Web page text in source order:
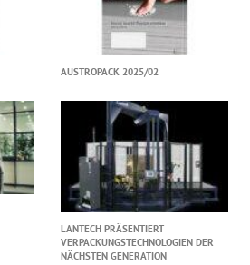
AUSTROPACK 2025/02
LANTECH PRÄSENTIERT
VERPACKUNGSTECHNOLOGIEN DER
NÄCHSTEN GENERATION